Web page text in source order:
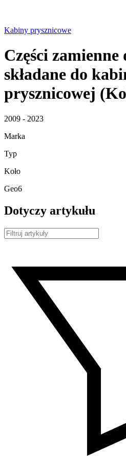
Kabiny prysznicowe
Części
składane do
prysznicowej
2009 - 2023
Marka
Typ
Koło
Geo6
Dotyczy artykułu